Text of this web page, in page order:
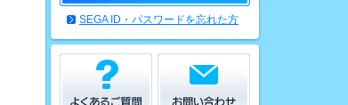
SEGA ID・パスワードを忘れた方